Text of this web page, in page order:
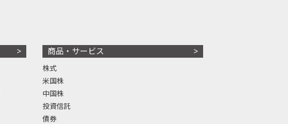
商品・サービス
株式
米国株
中国株
投資信託
債券